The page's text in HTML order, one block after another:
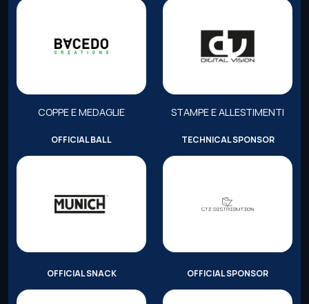
COPPE E MEDAGLIE STAMPE E ALLESTIMENTI
OFFICIAL BALL TECHNICAL SPONSOR
OFFICIAL SNACK OFFICIAL SPONSOR